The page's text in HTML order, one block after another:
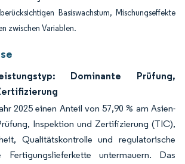
Basiswachstum, Mischungseffekte
zwischen Variablen.
Dominante Prüfung,
2025 einen Anteil von 57,90 % am Asien-
Inspektion und Zertifizierung (TIC),
Qualitätskontrolle und regulatorische
untermauern. Das